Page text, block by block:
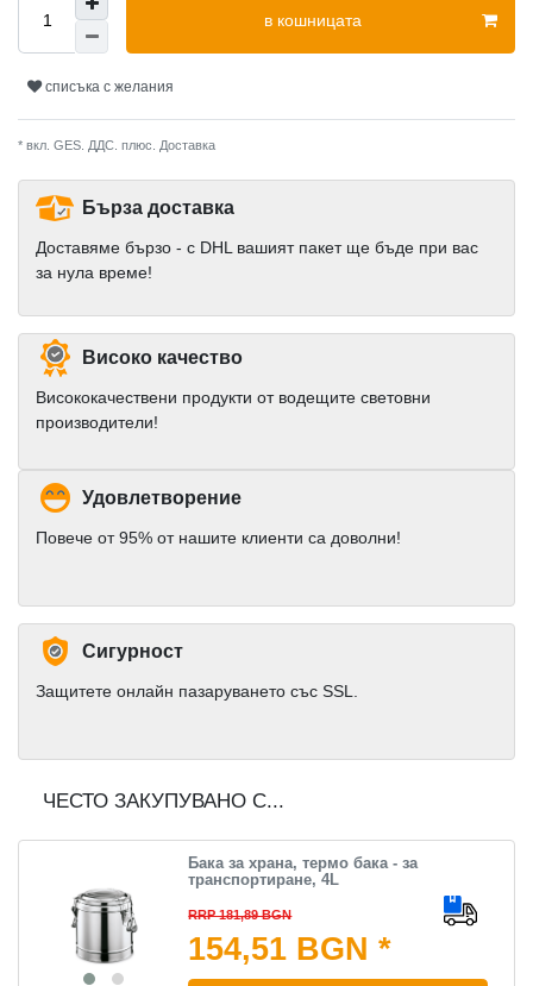
в кошницата
списъка с желания
* вкл. GES. ДДС. плюс. Доставка
Бърза доставка
Доставяме бързо - с DHL вашият пакет ще бъде при вас
за нула време!
Високо качество
Висококачествени продукти от водещите световни
производители!
Удовлетворение
Повече от 95% от нашите клиенти са доволни!
Сигурност
Защитете онлайн пазаруването със SSL.
ЧЕСТО ЗАКУПУВАНО С...
Бака за храна, термо бака - за
транспортиране, 4L
RRP 181,89 BGN
154,51 BGN *